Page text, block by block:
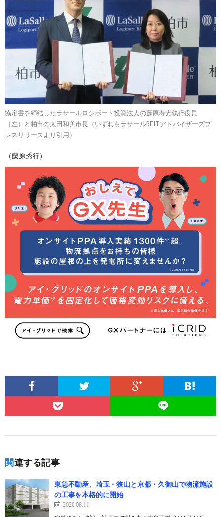
協定書を締結したラサールロジポート投資法人の藤原寿光執行役員
（左）と柏市の太田和美市長（いずれもラサールREITアドバイザーズプ
レスリリースより引用）
（藤原秀行）
関連する記事
東急不動産、埼玉・狭山と京都・久御山で物流施設
の工事を本格的に開始
2020.08.11